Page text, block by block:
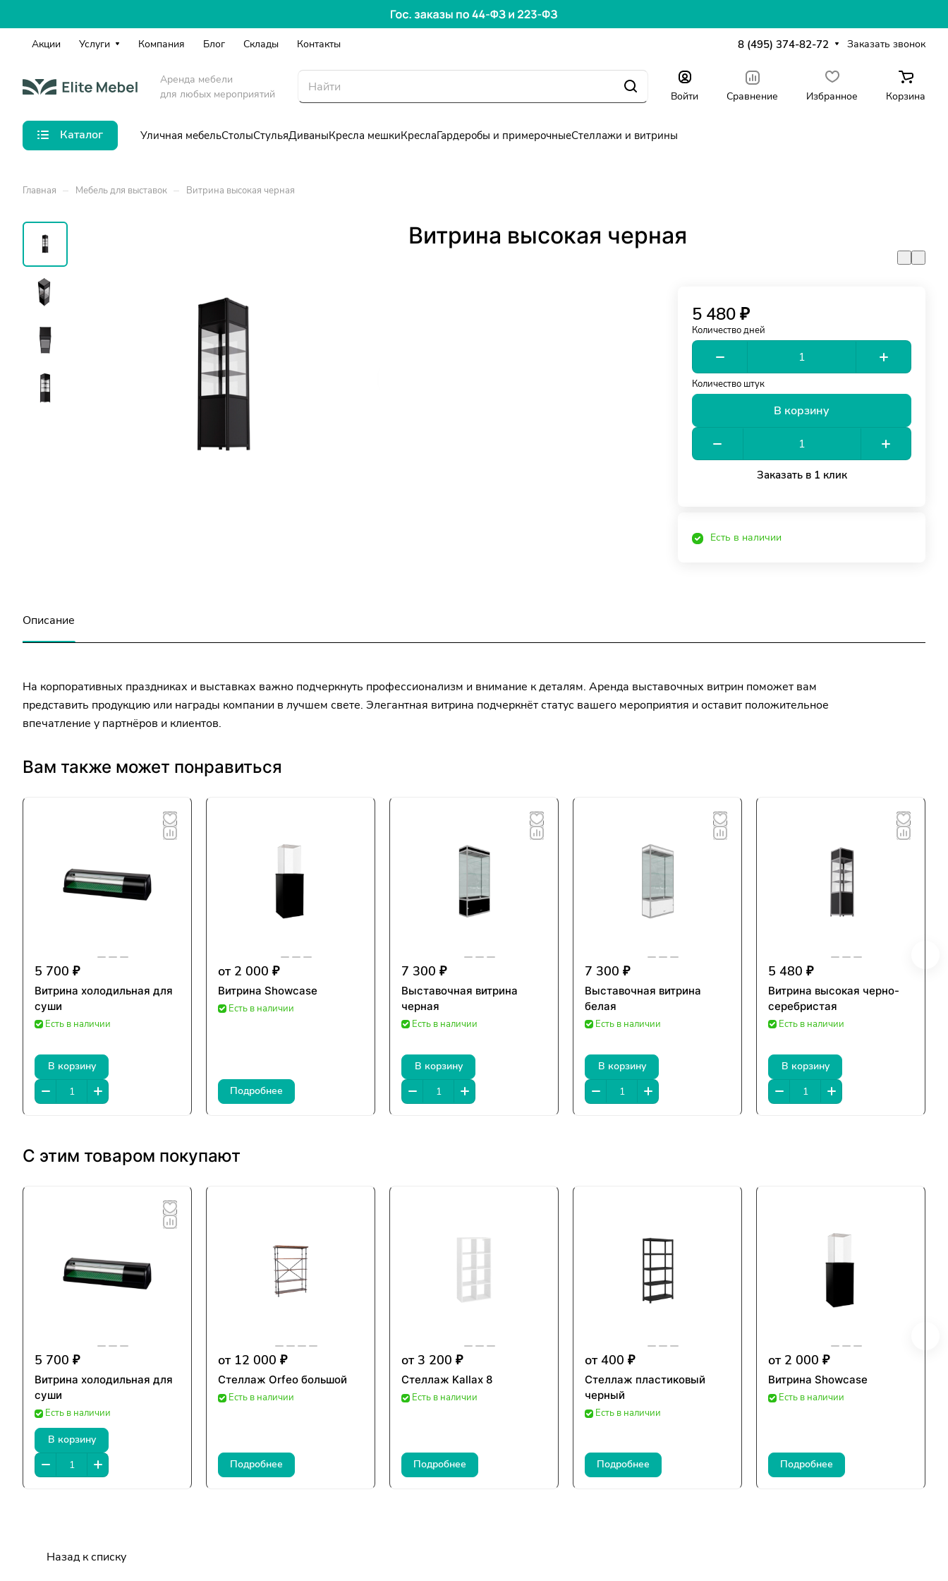
Акции Услуги Компания Блог Склады Контакты 8 (495) 374-82-72 Заказать звонок
Аренда мебели
для любых мероприятий
Войти Сравнение Избранное Корзина
Каталог Уличная мебельСтолыСтульяДиваныКресла мешкиКреслаГардеробы и примерочныеСтеллажи и витрины
Главная – Мебель для выставок – Витрина высокая черная
Витрина высокая черная
5 480 ₽
Количество дней
Количество штук
В корзину
Заказать в 1 клик
Есть в наличии
Описание
На корпоративных праздниках и выставках важно подчеркнуть профессионализм и внимание к деталям. Аренда выставочных витрин поможет вам
представить продукцию или награды компании в лучшем свете. Элегантная витрина подчеркнёт статус вашего мероприятия и оставит положительное
впечатление у партнёров и клиентов.
Вам также может понравиться
5 700 ₽
Витрина холодильная для
суши
Есть в наличии
В корзину
от 2 000 ₽
Витрина Showcase
Есть в наличии
Подробнее
7 300 ₽
Выставочная витрина
черная
Есть в наличии
В корзину
7 300 ₽
Выставочная витрина
белая
Есть в наличии
В корзину
5 480 ₽
Витрина высокая черно-
серебристая
Есть в наличии
В корзину
С этим товаром покупают
5 700 ₽
Витрина холодильная для
суши
Есть в наличии
В корзину
от 12 000 ₽
Стеллаж Orfeo большой
Есть в наличии
Подробнее
от 3 200 ₽
Стеллаж Kallax 8
Есть в наличии
Подробнее
от 400 ₽
Стеллаж пластиковый
черный
Есть в наличии
Подробнее
от 2 000 ₽
Витрина Showcase
Есть в наличии
Подробнее
Назад к списку